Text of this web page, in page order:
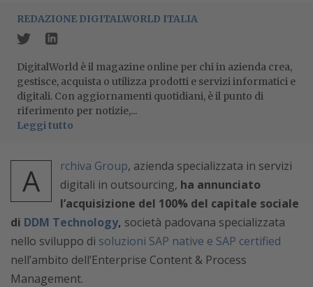
REDAZIONE DIGITALWORLD ITALIA
DigitalWorld è il magazine online per chi in azienda crea,
gestisce, acquista o utilizza prodotti e servizi informatici e
digitali. Con aggiornamenti quotidiani, è il punto di
riferimento per notizie,...
Leggi tutto
A rchiva Group, azienda specializzata in servizi
digitali in outsourcing, ha annunciato
l’acquisizione del 100% del capitale sociale
di DDM Technology, società padovana specializzata
nello sviluppo di soluzioni SAP native e SAP certified
nell’ambito dell’Enterprise Content & Process
Management.